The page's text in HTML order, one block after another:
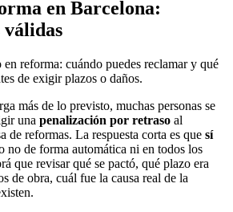
en Barcelona:
válidas
reforma: cuándo puedes reclamar y qué
de exigir plazos o daños.
más de lo previsto, muchas personas se
una penalización por retraso al
de reformas. La respuesta corta es que sí
no de forma automática ni en todos los
que revisar qué se pactó, qué plazo era
de obra, cuál fue la causa real de la